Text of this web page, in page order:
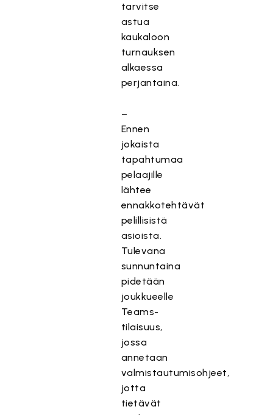
tarvitse
astua
kaukaloon
turnauksen
alkaessa
perjantaina.
–
Ennen
jokaista
tapahtumaa
pelaajille
lähtee
ennakkotehtävät
pelillisistä
asioista.
Tulevana
sunnuntaina
pidetään
joukkueelle
Teams-
tilaisuus,
jossa
annetaan
valmistautumisohjeet,
jotta
tietävät